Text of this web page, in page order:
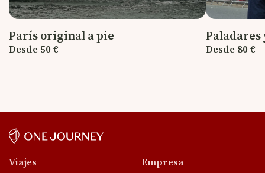
París original a pie
Desde 50 €
Paladares
Desde 80 €
Viajes Empresa